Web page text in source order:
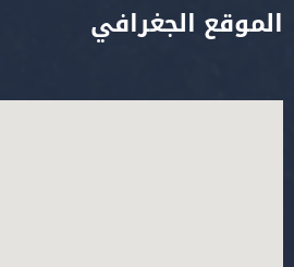
الموقع الجغرافي